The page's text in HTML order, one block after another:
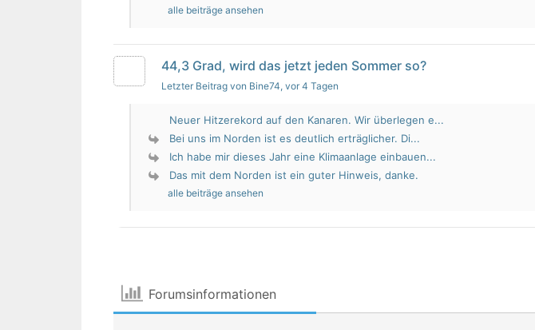
alle beiträge ansehen
44,3 Grad, wird das jetzt jeden Sommer so?
Letzter Beitrag von Bine74, vor 4 Tagen
Neuer Hitzerekord auf den Kanaren. Wir überlegen e...
Bei uns im Norden ist es deutlich erträglicher. Di...
Ich habe mir dieses Jahr eine Klimaanlage einbauen...
Das mit dem Norden ist ein guter Hinweis, danke.
alle beiträge ansehen
Forumsinformationen